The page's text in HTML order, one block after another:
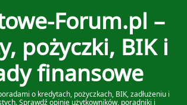
Forum.pl –
pożyczki, BIK i
finansowe
o kredytach, pożyczkach, BIK, zadłużeniu i
Sprawdź opinie użytkowników, poradniki i